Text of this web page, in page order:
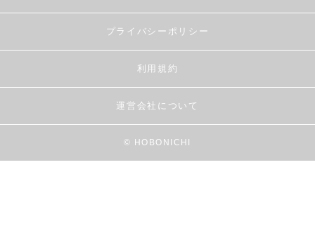
プライバシーポリシー
利用規約
運営会社について
© HOBONICHI